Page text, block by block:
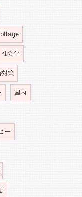
社会化
対策
国内
ー